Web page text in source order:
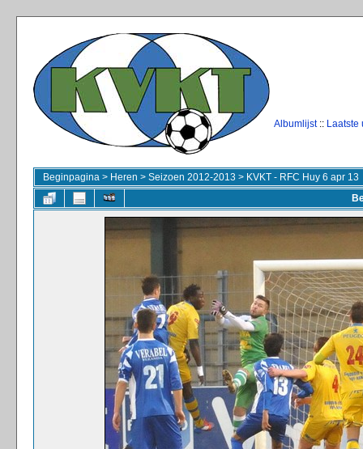
Albumlijst:: Laatste
Beginpagina > Heren > Seizoen 2012-2013 > KVKT - RFC Huy 6 apr 13